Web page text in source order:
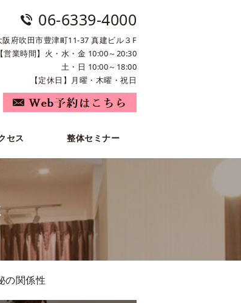
06-6339-4000
府吹田市豊津町11-37 真建ビル３F
【営業時間】火・水・金 10:00～20:30
土・日 10:00～18:00
【定休日】月曜・木曜・祝日
セス 整体セミナー
の関係性